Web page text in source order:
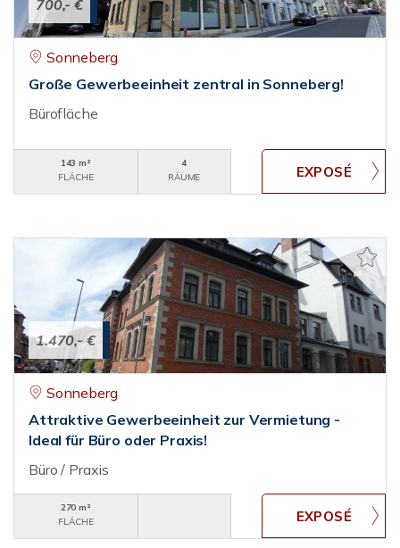
700,- €
Sonneberg
Große Gewerbeeinheit zentral in Sonneberg!
Bürofläche
143 m²
FLÄCHE
4
RÄUME
1.470,- €
Sonneberg
Attraktive Gewerbeeinheit zur Vermietung -
Ideal für Büro oder Praxis!
Büro / Praxis
270 m²
FLÄCHE